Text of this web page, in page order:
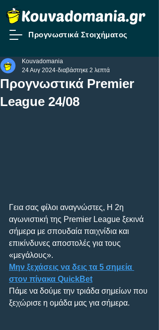
Προγνωστικά Στοιχήματος
Προγνωστικά Premier
League 24/08
Kouvadomania
24 Αυγ 2024 διαβάστηκε 2 λεπτά
Γεια σας φίλοι αναγνώστες, Η 2η
αγωνιστική της Premier League ξεκινά
σήμερα με σπουδαία παιχνίδια και
επικίνδυνες αποστολές για τους
«μεγάλους».
Μην ξεχάσεις να δεις τα 5 σημεία
στον πίνακα QuickBet
Πάμε να δούμε την τριάδα σημείων που
ξεχώρισε η ομάδα μας για σήμερα.